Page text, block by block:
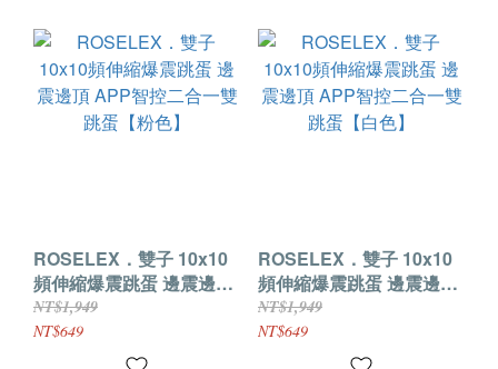
ROSELEX．雙子 10x10
頻伸縮爆震跳蛋 邊震邊頂
APP智控二合一雙跳蛋
【粉色】
NT$1,949
NT$649
ROSELEX．雙子 10x10
頻伸縮爆震跳蛋 邊震邊頂
APP智控二合一雙跳蛋
【白色】
NT$1,949
NT$649